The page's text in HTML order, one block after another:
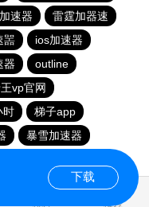
速器
雷霆加器速
噐
ios加速器
器
outline
vp官网
时
梯子app
暴雪加速器
下载